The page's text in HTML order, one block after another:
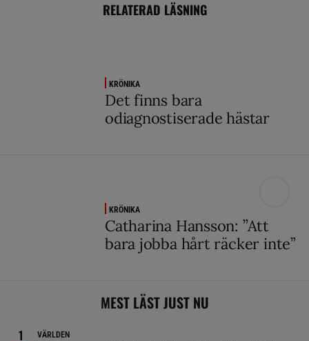
RELATERAD LÄSNING
KRÖNIKA
Det finns bara
odiagnostiserade hästar
KRÖNIKA
Catharina Hansson: ”Att
bara jobba hårt räcker inte”
MEST LÄST JUST NU
VÄRLDEN